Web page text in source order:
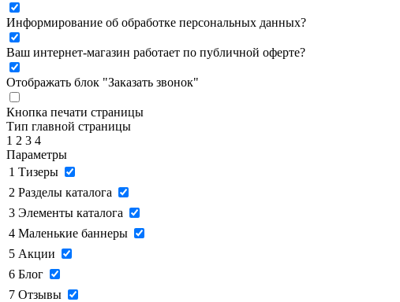
Информирование об обработке персональных данных?
Ваш интернет-магазин работает по публичной оферте?
Отображать блок "Заказать звонок"
Кнопка печати страницы
Тип главной страницы
1 2 3 4
Параметры
1 Тизеры
2 Разделы каталога
3 Элементы каталога
4 Маленькие баннеры
5 Акции
6 Блог
7 Отзывы